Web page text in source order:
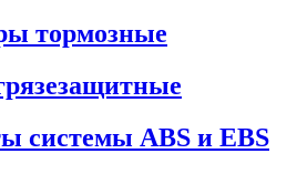
тормозные
системы ABS и EBS